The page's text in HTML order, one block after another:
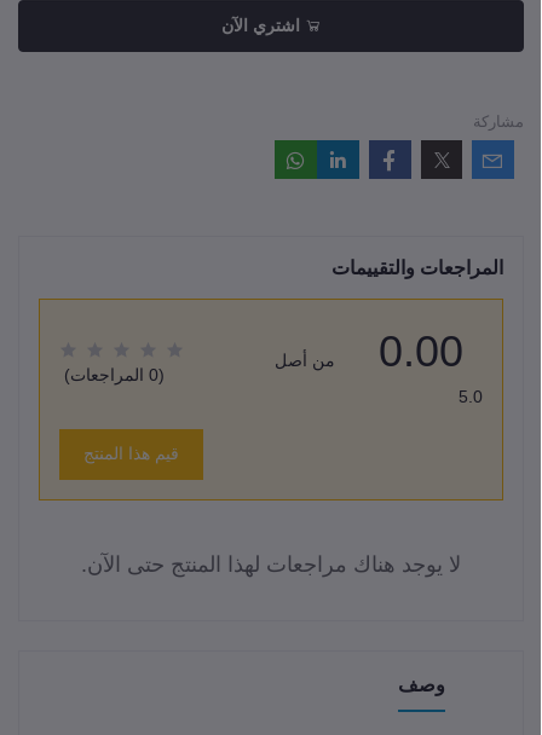
اشتري الآن
مشاركة
المراجعات والتقييمات
0.00
من أصل
5.0
(0 المراجعات)
قيم هذا المنتج
لا يوجد هناك مراجعات لهذا المنتج حتى الآن.
وصف